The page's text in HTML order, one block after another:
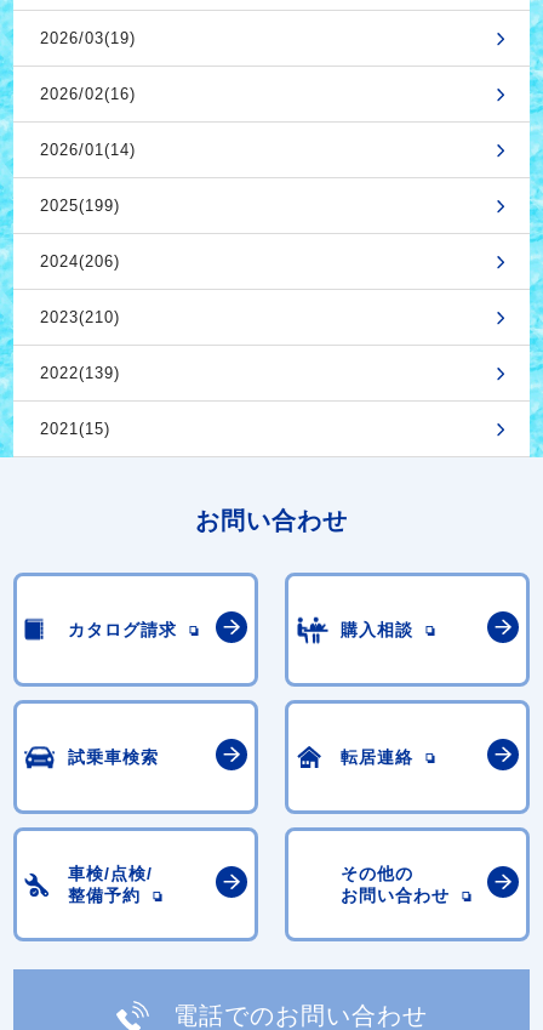
2026/03(19)
2026/02(16)
2026/01(14)
2025(199)
2024(206)
2023(210)
2022(139)
2021(15)
お問い合わせ
カタログ請求 購入相談
試乗車検索 転居連絡
車検/点検/
整備予約
その他の
お問い合わせ
電話でのお問い合わせ